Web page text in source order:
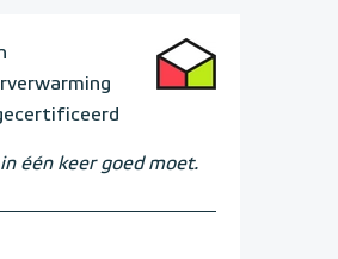
één keer goed moet.